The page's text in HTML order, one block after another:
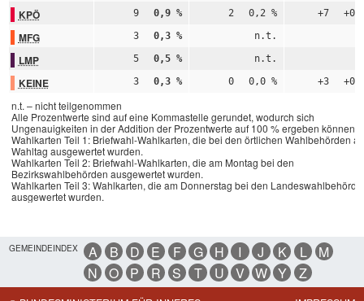
KPÖ 9 0,9 % 2 0,2 % +7
MFG 3 0,3 % n.t.
LMP 5 0,5 % n.t.
KEINE 3 0,3 % 0 0,0 % +3
n.t. – nicht teilgenommen
Alle Prozentwerte sind auf eine Kommastelle gerundet, wodurch sich
Ungenauigkeiten in der Addition der Prozentwerte auf 100 % ergeben können.
Wahlkarten Teil 1: Briefwahl-Wahlkarten, die bei den örtlichen Wahlbehörden
Wahltag ausgewertet wurden.
Wahlkarten Teil 2: Briefwahl-Wahlkarten, die am Montag bei den
Bezirkswahlbehörden ausgewertet wurden.
Wahlkarten Teil 3: Wahlkarten, die am Donnerstag bei den
ausgewertet wurden.
GEMEINDEINDEX A B D E F G H I J K L
M
N
O P R S T U V W Y Z